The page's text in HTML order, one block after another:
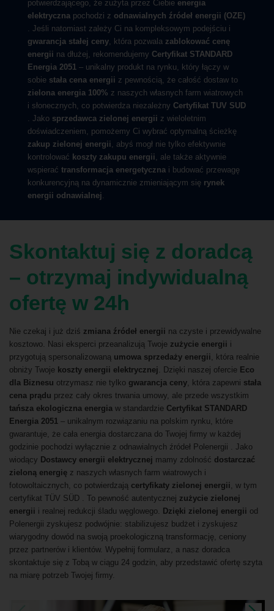
potwierdzającego, że zużyta przez Ciebie energia
elektryczna pochodzi z odnawialnych źródeł energii (OZE)
. Jeśli natomiast zależy Ci na kompleksowym podejściu i
gwarancja stałej ceny, która pozwala zablokować cenę
energii na dłużej, rekomendujemy Certyfikat STANDARD
Energia 2051 – unikalny produkt na rynku, który łączy w
sobie stała cena energii z pewnością, że całość dostaw to
zielona energia 100% z naszych własnych farm wiatrowych
i słonecznych, co potwierdza niezależny Certyfikat TUV SUD
. Jako sprzedawca zielonej energii z wieloletnim
doświadczeniem, pomożemy Ci wybrać optymalną ścieżkę
zakup zielonej energii, abyś mogł nie tylko efektywnie
kontrolować koszty zakupu energii, ale także aktywnie
wspierać transformacja energetyczna i budować przewagę
konkurencyjną na dynamicznie zmieniającym się rynek
energii odnawialnej.
Skontaktuj się z doradcą
– otrzymaj indywidualną
ofertę w 24h
Nie czekaj i już dziś zmiana źródeł energii na czyste i przewidywalne
kosztowo. Nasi eksperci przeanalizują Twoje zużycie energii i
przygotują spersonalizowaną umowa sprzedaży energii, która realnie
obniży Twoje koszty energii elektrycznej. Dzięki naszej ofercie Eco
dla Biznesu otrzymasz nie tylko gwarancja ceny, która zapewni stała
cena prądu przez cały okres trwania umowy, ale przede wszystkim
tańsza ekologiczna energia w standardzie Certyfikat STANDARD
Energia 2051 – unikalnym rozwiązaniu na polskim rynku, które
gwarantuje, że cała energia dostarczana do Twojej firmy w każdej
godzinie pochodzi wyłącznie z odnawialnych źródeł Polenergii . Jako
wiodący Dostawcy energii elektrycznej mamy zdolność dostarczać
zieloną energię z naszych własnych farm wiatrowych i
fotowoltaicznych, co potwierdzają certyfikaty zielonej energii, w tym
certyfikat TÜV SÜD . To pewność autentycznej zużycie zielonej
energii i realnej redukcji śladu węglowego. Dzięki zielonej energii od
Polenergii zyskujesz podwójnie: stabilizujesz budżet i zyskujesz
wiarygodny dowód na swoją proekologiczną transformację, ceniony
przez partnerów i klientów. Wypełnij formularz, a nasz doradca
skontaktuje się z Tobą w ciągu 24 godzin, aby przedstawić ofertę szyta
na miarę potrzeb Twojej firmy.